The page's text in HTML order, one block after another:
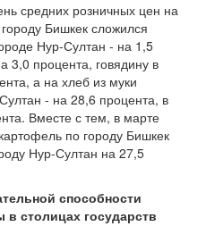
средних розничных цен на
Бишкек сложился
Нур-Султан - на 1,5
3,0 процента, говядину в
а на хлеб из муки
- на 28,6 процента, в
Вместе с тем, в марте
по городу Бишкек
Нур-Султан на 27,5
ой способности
в столицах государств